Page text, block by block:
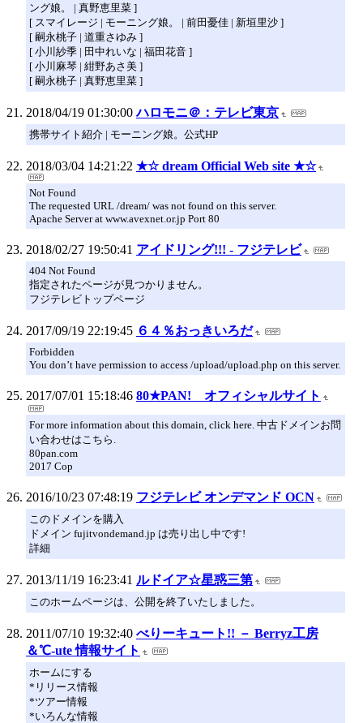
ング娘。 | 真野恵里菜 ]
[ スマイレージ | モーニング娘。 | 前田憂佳 | 新垣里沙 ]
[ 嗣永桃子 | 道重さゆみ ]
[ 小川紗季 | 田中れいな | 福田花音 ]
[ 小川麻琴 | 紺野あさ美 ]
[ 嗣永桃子 | 真野恵里菜 ]
2018/04/19 01:30:00 ハロモニ＠：テレビ東京
携帯サイト紹介 | モーニング娘。公式HP
2018/03/04 14:21:22 ★☆ dream Official Web site ★☆
Not Found
The requested URL /dream/ was not found on this server.
Apache Server at www.avexnet.or.jp Port 80
2018/02/27 19:50:41 アイドリング!!! - フジテレビ
404 Not Found
指定されたページが見つかりません。
フジテレビトップページ
2017/09/19 22:19:45 ６４％おっきいろだ
Forbidden
You don’t have permission to access /upload/upload.php on this server.
2017/07/01 15:18:46 80★PAN! オフィシャルサイト
For more information about this domain, click here. 中古ドメインお問
い合わせはこちら.
80pan.com
2017 Cop
2016/10/23 07:48:19 フジテレビ オンデマンド OCN
このドメインを購入
ドメイン fujitvondemand.jp は売り出し中です!
詳細
2013/11/19 16:23:41 ルドイア☆星惑三第
このホームページは、公開を終了いたしました。
2011/07/10 19:32:40 べりーキュート!! － Berryz工房
＆℃-ute 情報サイト
ホームにする
*リリース情報
*ツアー情報
*いろんな情報